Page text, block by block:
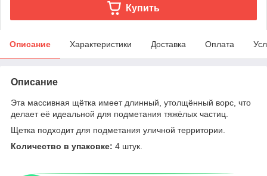
Купить
Описание Характеристики Доставка Оплата
Описание
Эта массивная щётка имеет длинный, утолщённый ворс, что
делает её идеальной для подметания тяжёлых частиц.
Щетка подходит для подметания уличной территории.
Количество в упаковке: 4 штук.